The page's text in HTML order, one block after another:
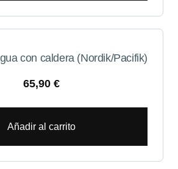
con caldera (Nordik/Pacifik)
65,90 €
Añadir al carrito